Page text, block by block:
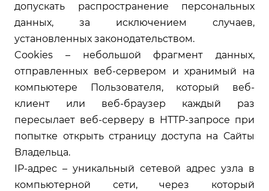
допускать распространение персональных
данных, за исключением случаев,
установленных законодательством.
Cookies – небольшой фрагмент данных,
отправленных веб-сервером и хранимый на
компьютере Пользователя, который веб-
клиент или веб-браузер каждый раз
пересылает веб-серверу в НТТР-запросе при
попытке открыть страницу доступа на Сайты
Владельца.
IP-адрес – уникальный сетевой адрес узла в
компьютерной сети, через который